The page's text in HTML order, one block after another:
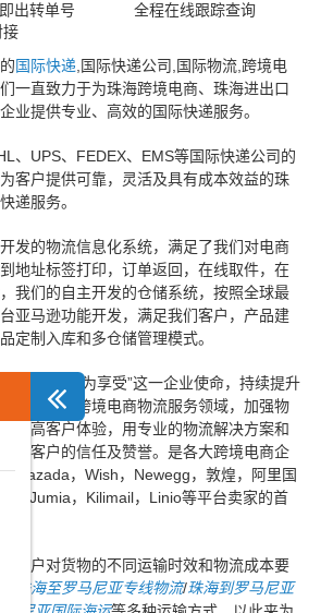
出转单号
接
全程在线跟踪查询
国际快递 ,国际快递公司,国际物流,跨境电
一直致力于为珠海跨境电商、珠海进出口
业提供专业、高效的国际快递服务。
、UPS、FEDEX、EMS等国际快递公司的
客户提供可靠，灵活及具有成本效益的珠
递服务。
发的物流信息化系统，满足了我们对电商
地址标签打印，订单返回，在线取件，在
我们的自主开发的仓储系统，按照全球最
亚马逊功能开发，满足我们客户，产品建
定制入库和多仓储管理模式。
“让物流成为享受”这一企业使命，持续提升
旨，专注跨境电商物流服务领域，加强物
断提高客户体验，用专业的物流解决方案和
大客户的信任及赞誉。是各大跨境电商企
Lazada，Wish，Newegg，敦煌，阿里国
，Jumia，Kilimail，Linio等平台卖家的首
。
客户对货物的不同运输时效和物流成本要
珠海至罗马尼亚专线物流/珠海到罗马尼亚